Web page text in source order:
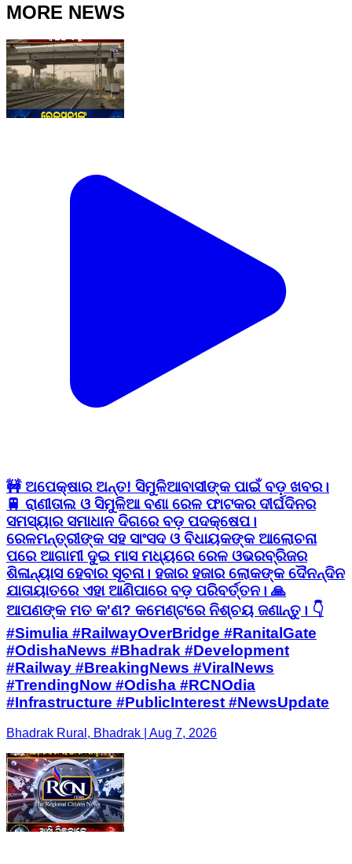
MORE NEWS
🚧 ଅପେକ୍ଷାର ଅନ୍ତ! ସିମୁଳିଆବାସୀଙ୍କ ପାଇଁ ବଡ଼ ଖବର।
🚆 ରାଣୀତାଲ ଓ ସିମୁଳିଆ ବଣା ରେଳ ଫାଟକର ଦୀର୍ଘଦିନର
ସମସ୍ୟାର ସମାଧାନ ଦିଗରେ ବଡ଼ ପଦକ୍ଷେପ।
ରେଳମନ୍ତ୍ରୀଙ୍କ ସହ ସାଂସଦ ଓ ବିଧାୟକଙ୍କ ଆଲୋଚନା
ପରେ ଆଗାମୀ ଦୁଇ ମାସ ମଧ୍ୟରେ ରେଳ ଓଭରବ୍ରିଜର
ଶିଳାନ୍ୟାସ ହେବାର ସୂଚନା। ହଜାର ହଜାର ଲୋକଙ୍କ ଦୈନନ୍ଦିନ
ଯାତାୟାତରେ ଏହା ଆଣିପାରେ ବଡ଼ ପରିବର୍ତ୍ତନ। 🙏
ଆପଣଙ୍କ ମତ କ'ଣ? କମେଣ୍ଟରେ ନିଶ୍ଚୟ ଜଣାନ୍ତୁ। 👇
#Simulia #RailwayOverBridge #RanitalGate
#OdishaNews #Bhadrak #Development
#Railway #BreakingNews #ViralNews
#TrendingNow #Odisha #RCNOdia
#Infrastructure #PublicInterest #NewsUpdate
Bhadrak Rural, Bhadrak | Aug 7, 2026